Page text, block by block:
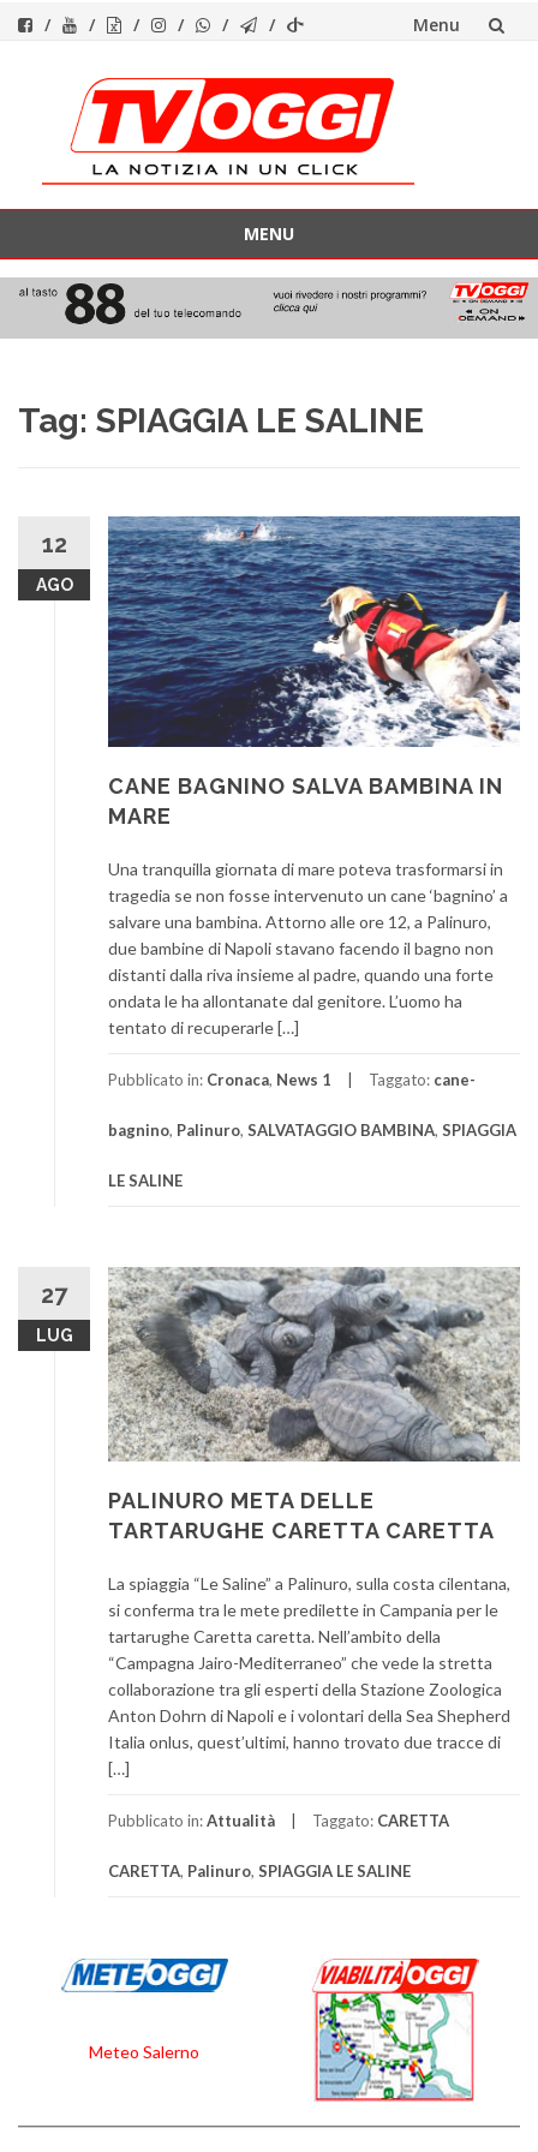
Menu
contenuto
MENU
contenuto
Tag: SPIAGGIA LE SALINE
12
AGO
CANE BAGNINO SALVA BAMBINA IN
MARE
Una tranquilla giornata di mare poteva trasformarsi in
tragedia se non fosse intervenuto un cane ‘bagnino’ a
salvare una bambina. Attorno alle ore 12, a Palinuro,
due bambine di Napoli stavano facendo il bagno non
distanti dalla riva insieme al padre, quando una forte
ondata le ha allontanate dal genitore. L’uomo ha
tentato di recuperarle […]
Pubblicato in: Cronaca, News 1 Taggato: cane-
bagnino, Palinuro, SALVATAGGIO BAMBINA, SPIAGGIA
LE SALINE
27
LUG
PALINURO META DELLE
TARTARUGHE CARETTA CARETTA
La spiaggia “Le Saline” a Palinuro, sulla costa cilentana,
si conferma tra le mete predilette in Campania per le
tartarughe Caretta caretta. Nell’ambito della
“Campagna Jairo-Mediterraneo” che vede la stretta
collaborazione tra gli esperti della Stazione Zoologica
Anton Dohrn di Napoli e i volontari della Sea Shepherd
Italia onlus, quest’ultimi, hanno trovato due tracce di
[…]
Pubblicato in:Attualità Taggato: CARETTA
CARETTA, Palinuro, SPIAGGIA LE SALINE
Meteo Salerno